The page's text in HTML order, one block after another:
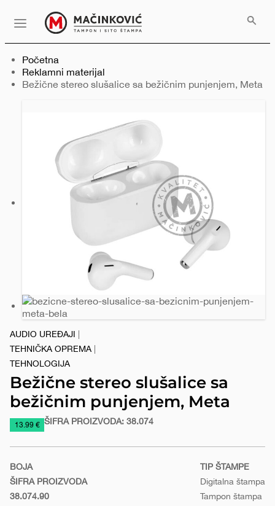
Menu
Početna
Reklamni materijal
Trenutno:
Bežične stereo slušalice sa bežičnim punjenjem, Meta
AUDIO UREĐAJI
TEHNIČKA OPREMA
TEHNOLOGIJA
Bežične stereo slušalice sa
bežičnim punjenjem, Meta
https://www.macinkovic.rs/reklamni-
slusalice-
sa-
bezicnim-
13.99 € ŠIFRA PROIZVODA: 38.074
BOJA
ŠIFRA PROIZVODA
Bela
38.074.90
TIP ŠTAMPE
Digitalna štampa
Tampon štampa